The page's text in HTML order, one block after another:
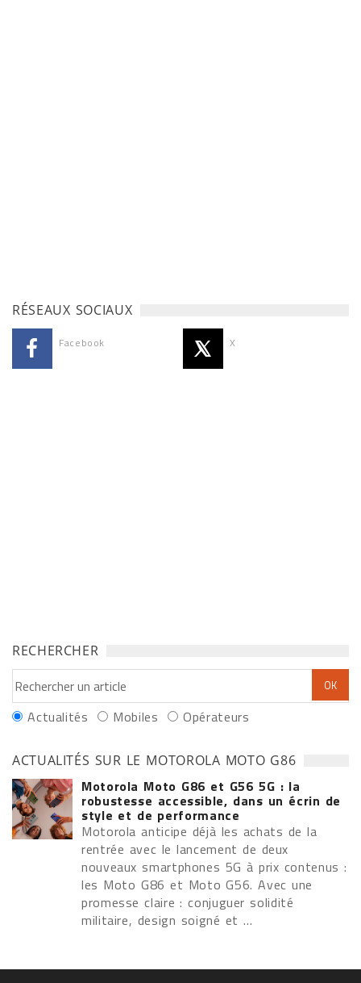
RÉSEAUX SOCIAUX
Facebook X
RECHERCHER
Actualités Mobiles Opérateurs
ACTUALITÉS SUR LE MOTOROLA MOTO G86
Motorola Moto G86 et G56 5G : la
robustesse accessible, dans un écrin de
style et de performance
Motorola anticipe déjà les achats de la
rentrée avec le lancement de deux
nouveaux smartphones 5G à prix contenus :
les Moto G86 et Moto G56. Avec une
promesse claire : conjuguer solidité
militaire, design soigné et ...